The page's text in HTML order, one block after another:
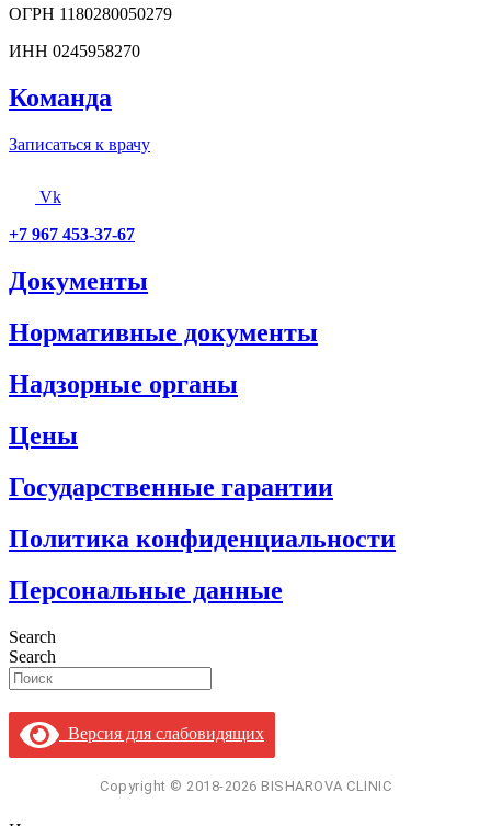
ОГРН 1180280050279
ИНН 0245958270
Команда
Записаться к врачу
Vk
+7 967 453-37-67
Документы
Нормативные документы
Надзорные органы
Цены
Государственные гарантии
Политика конфиденциальности
Персональные данные
Search
Search
Версия для слабовидящих